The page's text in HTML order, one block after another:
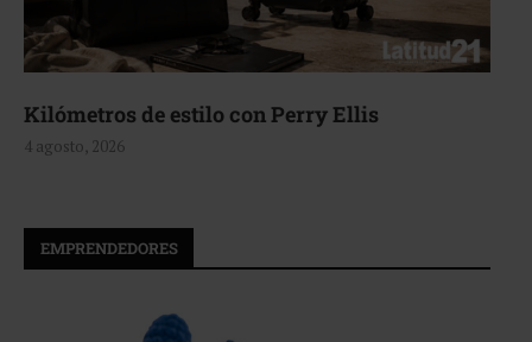
Kilómetros de estilo con Perry Ellis
4 agosto, 2026
EMPRENDEDORES